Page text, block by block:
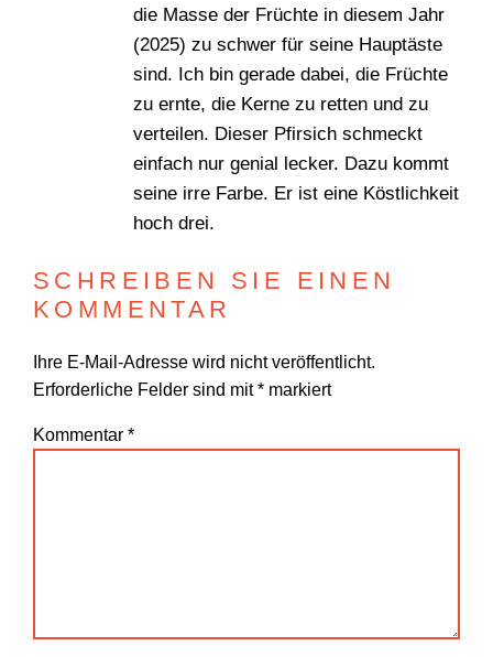
die Masse der Früchte in diesem Jahr
(2025) zu schwer für seine Hauptäste
sind. Ich bin gerade dabei, die Früchte
zu ernte, die Kerne zu retten und zu
verteilen. Dieser Pfirsich schmeckt
einfach nur genial lecker. Dazu kommt
seine irre Farbe. Er ist eine Köstlichkeit
hoch drei.
SCHREIBEN SIE EINEN
KOMMENTAR
Ihre E-Mail-Adresse wird nicht veröffentlicht.
Erforderliche Felder sind mit* markiert
Kommentar *